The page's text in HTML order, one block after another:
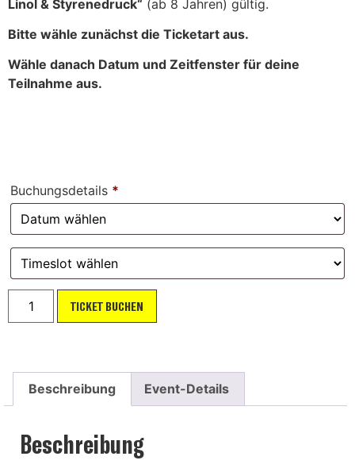
Linol & Styrenedruck“ (ab 8 Jahren) gültig.
Bitte wähle zunächst die Ticketart aus.
Wähle danach Datum und Zeitfenster für deine
Teilnahme aus.
Buchungsdetails *
TICKET BUCHEN
Beschreibung Event-Details
Beschreibung